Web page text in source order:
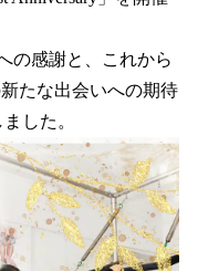
の感謝と、これから
たな出会いへの期待
した。